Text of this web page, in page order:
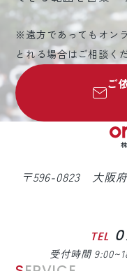
※遠方であってもオン
とれる場合はご相談くだ
ご
〒596-0823 大阪
TEL
受付時間